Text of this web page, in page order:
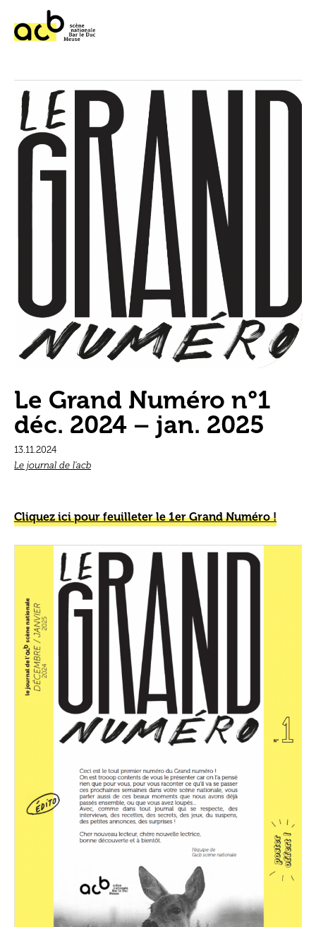
Le Grand Numéro n°1
déc. 2024 – jan. 2025
13.11.2024
Le journal de l'acb
Cliquez ici pour feuilleter le 1er Grand Numéro !